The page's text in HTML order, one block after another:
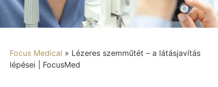
Focus Medical » Lézeres szemműtét – a látásjavítás
lépései | FocusMed